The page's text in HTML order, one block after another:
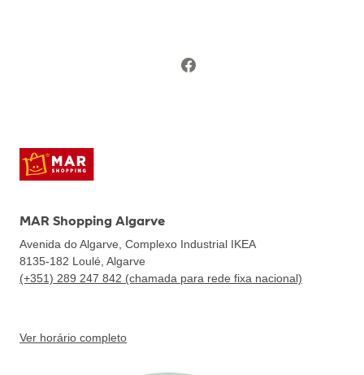
MAR Shopping Algarve
Avenida do Algarve, Complexo Industrial IKEA
8135-182 Loulé, Algarve
(+351) 289 247 842 (chamada para rede fixa nacional)
Ver horário completo